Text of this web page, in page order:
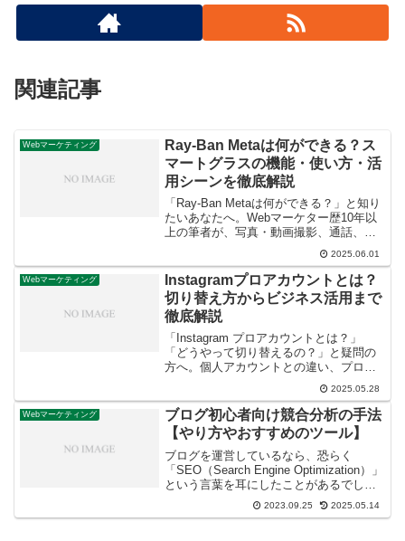
関連記事
Webマーケティング
Ray-Ban Metaは何ができる？ス
マートグラスの機能・使い方・活
用シーンを徹底解説
「Ray-Ban Metaは何ができる？」と知り
たいあなたへ。Webマーケター歴10年以
上の筆者が、写真・動画撮影、通話、ラ
イブ配信、AI機能など、Ray-Ban Metaス
マートグラスの魅力と日常生活での活用
術、購入前の注意点まで「鮮度」ある情
報と解決策を解説します。
2025.06.01
Webマーケティング
Instagramプロアカウントとは？
切り替え方からビジネス活用まで
徹底解説
「Instagram プロアカウントとは？」
「どうやって切り替えるの？」と疑問の
方へ。個人アカウントとの違い、プロア
カウントのメリット、設定手順、インサ
イトを使った効果的な運用方法まで、ビ
ジネスや収益化を目指すための知識と解
決策を解説します。
2025.05.28
Webマーケティング
ブログ初心者向け競合分析の手法
【やり方やおすすめのツール】
ブログを運営しているなら、恐らく
「SEO（Search Engine Optimization）」
という言葉を耳にしたことがあるでしょ
う。SEOは、ウェブサイトやブログの可
視性を高め、検索エンジン経由でのトラ
2023.09.25 2025.05.14